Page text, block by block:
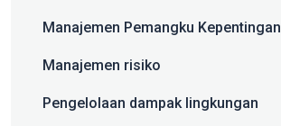
Manajemen Pemangku Kepentingan
Manajemen risiko
Pengelolaan dampak lingkungan